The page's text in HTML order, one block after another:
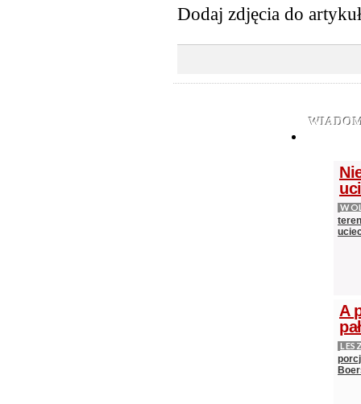
Dodaj zdjęcia do
A